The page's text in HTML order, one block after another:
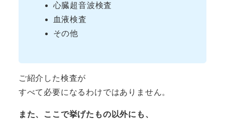
心臓超音波検査
血液検査
その他
ご紹介した検査が
すべて必要になるわけではありません。
また、ここで挙げたもの以外にも、